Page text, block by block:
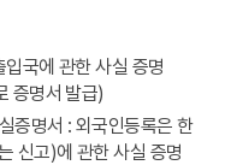
국에 관한 사실 증명
증명서 발급)
증명서 : 외국인등록은 한
신고)에 관한 사실 증명